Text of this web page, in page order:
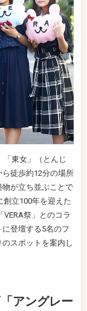
「東女」（とんじ
徒歩約12分の場所
が立ち並ぶことで
創立100年を迎えた
祭」とのコラ
登壇する5名のフ
スポットを案内し
アングレー